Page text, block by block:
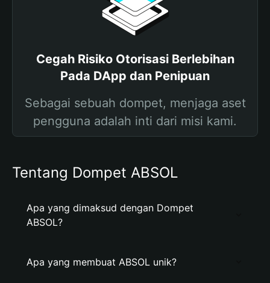
Cegah Risiko Otorisasi Berlebihan
Pada DApp dan Penipuan
Sebagai sebuah dompet, menjaga aset
pengguna adalah inti dari misi kami.
Tentang Dompet ABSOL
Apa yang dimaksud dengan Dompet
ABSOL?
Apa yang membuat ABSOL unik?